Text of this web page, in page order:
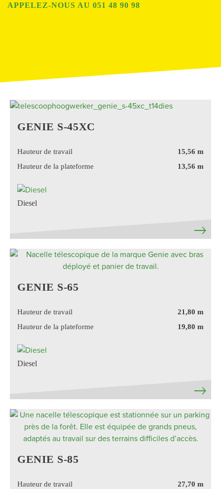
APPELEZ-NOUS AU 051 48 90 98
GENIE S-45XC
Hauteur de travail
15,56 m
Hauteur de la plateforme
13,56 m
Diesel
GENIE S-65
Hauteur de travail
21,80 m
Hauteur de la plateforme
19,80 m
Diesel
GENIE S-85
Hauteur de travail
27,70 m